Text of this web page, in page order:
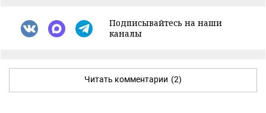
Подписывайтесь на наши
каналы
Читать комментарии (2)